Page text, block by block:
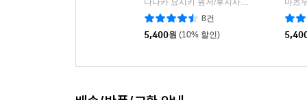
다나카 요시키 원저/후지사키 류 글,그림 | 학
8건
5,400원 (10% 할인)
마츠